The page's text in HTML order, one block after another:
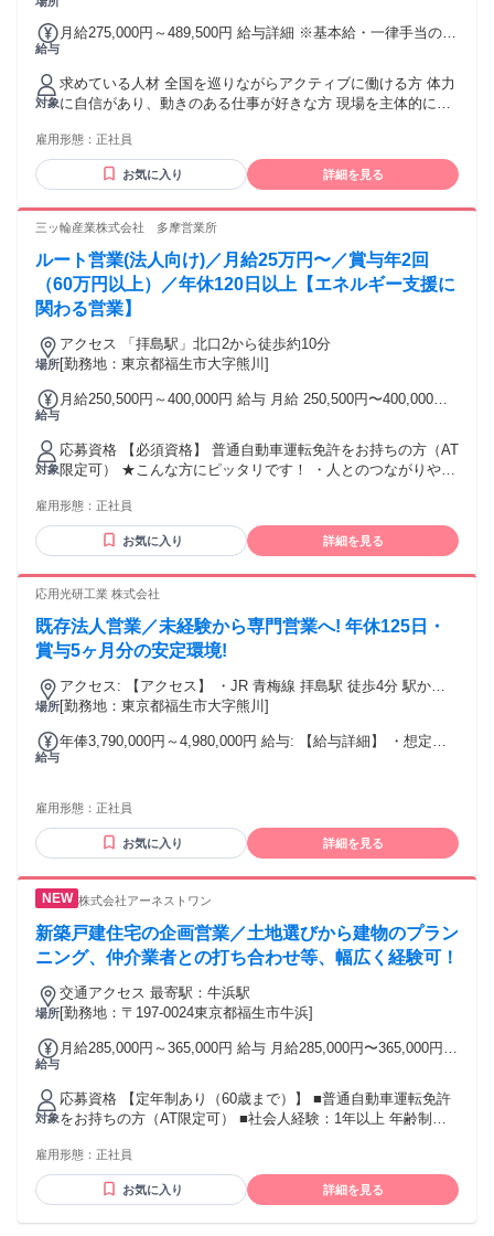
給与
月給275,000円～489,500円 給与詳細 ※基本給・一律手当の総
し 【一律手当】 全員に一律で支払われる通勤・皆勤・家族手
当金額：あり 1ヶ月あたり3万円 〜 9万500円 全員に一律で支
払われるその他手当金額：あり 1ヶ月あたり6万円 〜 18万
4000円 賞与前年実績 6月・12月支給2.5カ月分 ・移動交通
当15,000円、18歳まで第一子5,000円、第二子10,000円、第三
子15,000円) ・年齢給30,000円～45,500円 その他手当内訳 ・
営業手当：20,000円～ ・調整手当：40,000円(大阪居住)
60,000円(東京居住) ・学卒手当：10,000円(大卒) ・出張手当：
1日あたり2,000円～44,000円(22日換算) ・役職手当：5,000円
～50,000円 資格手当別途有り(インテリアコーディネーター・
販売士等) 業務スキルに応じた能力評価・役職手当・特別手当
有り 業務に関わる移動交通費・宿泊費は全額会社負担
対象
求めている人材 全国を巡りながらアクティブに働ける方 体力
に自信があり、動きのある仕事が好きな方 現場を主体的に動
転勤が可能な方 基本的なPC操作が出来る方 「催事」の空気
が好きな方 催事経験・物販営業職経験優遇 バイヤー・イベン
ト企画経験優遇 接客販売経験優遇 面接回数：2回＋適性診断
入社までのフロー 応募＞書類選考＞適性診断・一次面接＞二
雇用形態： 正社員
お気に入り 詳細を見る
三ッ輪産業株式会社 多摩営業所
ルート営業(法人向け)／月給25万円〜／賞与年2回
（60万円以上）／年休120日以上【エネルギー支援に
関わる営業】
場所
アクセス 「拝島駅」北口2から徒歩約10分
[勤務地：東京都福生市大字熊川]
給与
月給250,500円～400,000円 給与 月給 250,500円〜400,000円
円 営業手当：30,000円 ※営業手当は17.75時間分の固定残業
代として支給。 超過分は別途全額支給します。 昇給：年1回
賞与：年2回（6月・12月） 前年度実績：2.8ヶ月分 試用期
間：3か月(入社月により延長の場合あり) 試用・研修 試用・研
対象
応募資格 【必須資格】 普通自動車運転免許をお持ちの方（AT
限定可） ★こんな方にピッタリです！ ・人とのつながりや会
に考えられる方 ・快適に働ける職場環境を求めている方 ・残
業が少ない職場でプライベートも充実させたい方 ・安定した
会社で腰を据えて長期的に働きたい方
雇用形態： 正社員
お気に入り 詳細を見る
応用光研工業 株式会社
既存法人営業／未経験から専門営業へ! 年休125日・
賞与5ヶ月分の安定環境!
場所
アクセス: 【アクセス】 ・JR 青梅線 拝島駅 徒歩4分 駅から
近く、電車通勤もしやすい立地です。毎日の通勤時間を抑え
[勤務地：東京都福生市大字熊川]
給与
年俸3,790,000円～4,980,000円 給与: 【給与詳細】 ・想定年
別途支給） ・決算賞与：業績により0～1.5ヶ月分（過去最高3
分 ・試用期間：3ヶ月あり ・試用期間中の条件変更はござい
ません 【給与補足】 ・賃金はあくまでも目安の金額であり、
選考を通じて上下する可能性があります ・過去の経歴、能力
等に応じて支給します 安定した固定収入に加えて、賞与や決
算賞与で頑張りが反映される給与体系です。
雇用形態： 正社員
お気に入り 詳細を見る
株式会社アーネストワン
新築戸建住宅の企画営業／土地選びから建物のプラン
ニング、仲介業者との打ち合わせ等、幅広く経験可！
場所
交通アクセス 最寄駅：牛浜駅
[勤務地：〒197-0024東京都福生市牛浜]
給与
月給285,000円～365,000円 給与 月給285,000円〜365,000円
与年2回（7月・12月）※業績により追加支給有り（4月） 交
通費支給（定期代支給） 社会保険完備（雇用・労災・健康・
厚生年金） 退職金制度（勤続2年以上の方が対象） 従業員持
株会制度 ※残業代等、各種手当は別途追加支給（例：宅建
します。
対象
応募資格 【定年制あり（60歳まで）】 ■普通自動車運転免許
をお持ちの方（AT限定可） ■社会人経験：1年以上 年齢制
雇用形態： 正社員
お気に入り 詳細を見る